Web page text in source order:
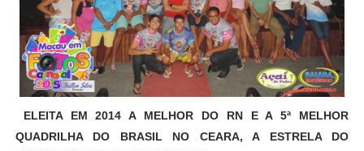
ELEITA EM 2014 A MELHOR DO RN E A 5ª MELHOR
QUADRILHA DO BRASIL NO CEARA, A ESTRELA DO